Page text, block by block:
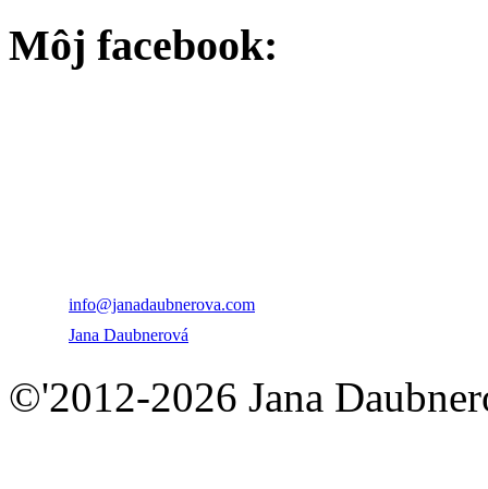
Môj facebook:
info@janadaubnerova.com
Jana Daubnerová
©'2012-2026 Jana